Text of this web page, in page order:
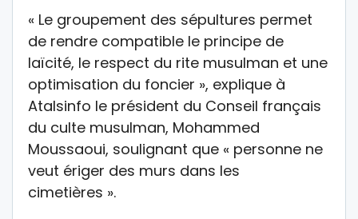
« Le groupement des sépultures permet
de rendre compatible le principe de
laïcité, le respect du rite musulman et une
optimisation du foncier », explique à
Atalsinfo le président du Conseil français
du culte musulman, Mohammed
Moussaoui, soulignant que « personne ne
veut ériger des murs dans les
cimetières ».